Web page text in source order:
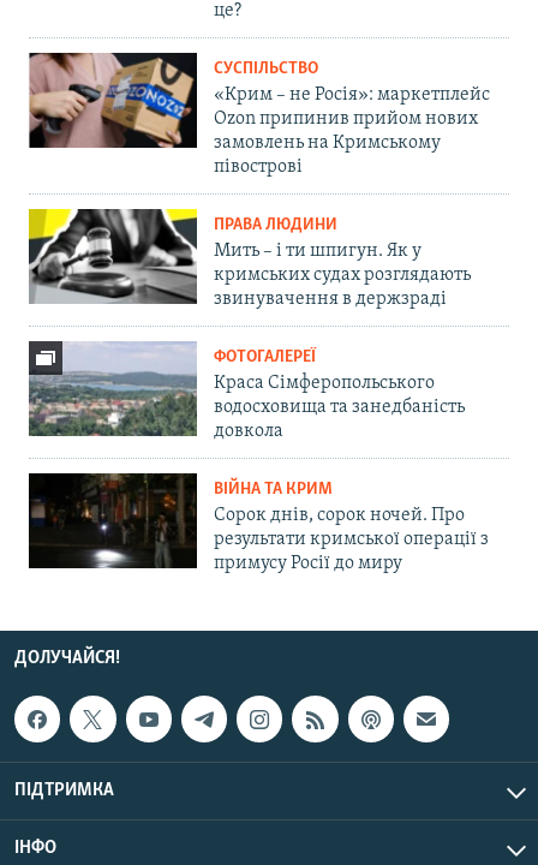
це?
СУСПІЛЬСТВО
«Крим – не Росія»: маркетплейс
Ozon припинив прийом нових
замовлень на Кримському
півострові
ПРАВА ЛЮДИНИ
Мить – і ти шпигун. Як у
кримських судах розглядають
звинувачення в держзраді
ФОТОГАЛЕРЕЇ
Краса Сімферопольського
водосховища та занедбаність
довкола
ВІЙНА ТА КРИМ
Сорок днів, сорок ночей. Про
результати кримської операції з
примусу Росії до миру
ДОЛУЧАЙСЯ!
ПІДТРИМКА
ІНФО